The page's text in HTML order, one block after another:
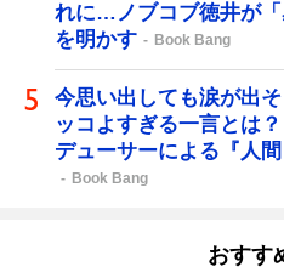
れに…ノブコブ徳井が
を明かす
Book Bang
今思い出しても涙が出
ッコよすぎる一言とは
デューサーによる『人
Book Bang
おすす